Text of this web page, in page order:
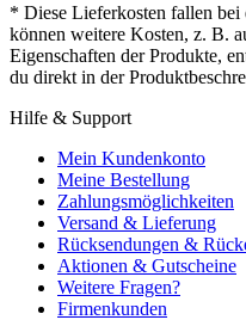
* Diese Lieferkosten fallen bei
können weitere Kosten, z. B.
Eigenschaften der Produkte,
du direkt in der
Hilfe & Support
Mein Kundenkonto
Meine Bestellung
Zahlungsmöglichkeiten
Versand & Lieferung
Rücksendungen &
Aktionen & Gutscheine
Weitere Fragen?
Firmenkunden